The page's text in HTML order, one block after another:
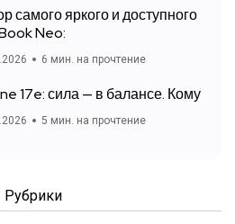
самого яркого и доступного
Neo:
6 мин. на прочтение
17e: сила — в балансе. Кому
5 мин. на прочтение
Рубрики